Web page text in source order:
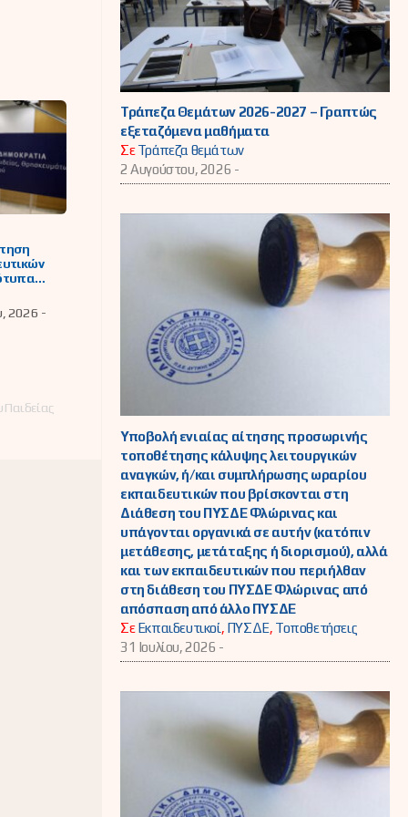
2021 (Α΄
2026 -
Παιδείας
Τράπεζα Θεμάτων 2026-2027 – Γραπτώς
εξεταζόμενα μαθήματα
ΣεΤράπεζα θεμάτων
2 Αυγούστου, 2026 -
Υποβολή ενιαίας αίτησης προσωρινής
τοποθέτησης κάλυψης λειτουργικών
αναγκών, ή/και συμπλήρωσης ωραρίου
εκπαιδευτικών που βρίσκονται στη
Διάθεση του ΠΥΣΔΕ Φλώρινας και
υπάγονται οργανικά σε αυτήν (κατόπιν
μετάθεσης, μετάταξης ή διορισμού), αλλά
και των εκπαιδευτικών που περιήλθαν
στη διάθεση του ΠΥΣΔΕ Φλώρινας από
απόσπαση από άλλο ΠΥΣΔΕ
ΣεΕκπαιδευτικοί, ΠΥΣΔΕ, Τοποθετήσεις
31 Ιουλίου, 2026 -